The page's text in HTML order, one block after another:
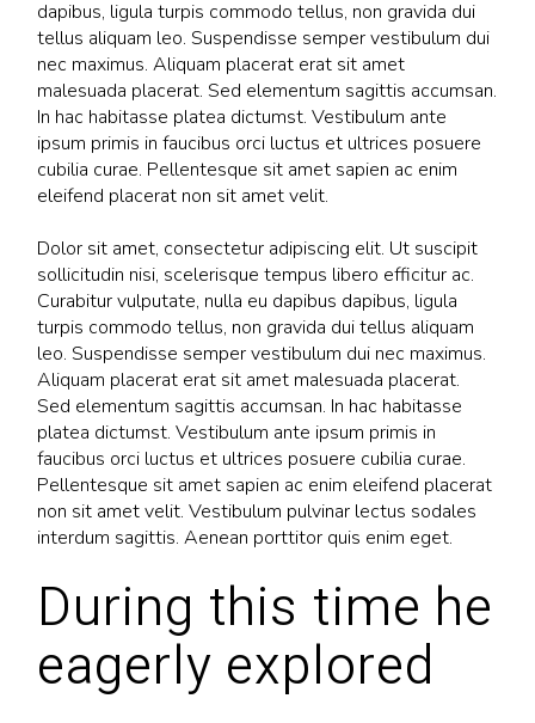
dapibus, ligula turpis commodo tellus, non gravida dui
tellus aliquam leo. Suspendisse semper vestibulum dui
nec maximus. Aliquam placerat erat sit amet
malesuada placerat. Sed elementum sagittis accumsan.
In hac habitasse platea dictumst. Vestibulum ante
ipsum primis in faucibus orci luctus et ultrices posuere
cubilia curae. Pellentesque sit amet sapien ac enim
eleifend placerat non sit amet velit.
Dolor sit amet, consectetur adipiscing elit. Ut suscipit
sollicitudin nisi, scelerisque tempus libero efficitur ac.
Curabitur vulputate, nulla eu dapibus dapibus, ligula
turpis commodo tellus, non gravida dui tellus aliquam
leo. Suspendisse semper vestibulum dui nec maximus.
Aliquam placerat erat sit amet malesuada placerat.
Sed elementum sagittis accumsan. In hac habitasse
platea dictumst. Vestibulum ante ipsum primis in
faucibus orci luctus et ultrices posuere cubilia curae.
Pellentesque sit amet sapien ac enim eleifend placerat
non sit amet velit. Vestibulum pulvinar lectus sodales
interdum sagittis. Aenean porttitor quis enim eget.
During this time he
eagerly explored